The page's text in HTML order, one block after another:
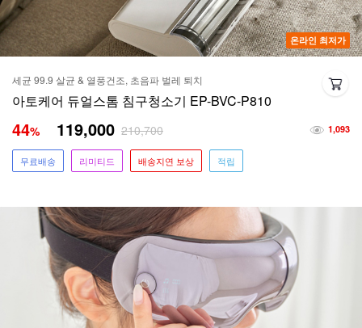
온라인 최저가
세균 99.9 살균 & 열풍건조, 초음파 벌레 퇴치
아토케어 듀얼스톰 침구청소기 EP-BVC-P810
1,093
44% 119,000 210,700
무료배송 리미티드 배송지연 보상 적립